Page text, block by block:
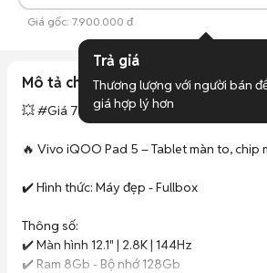
Hỗ trợ trả góp không cần trả trước
Giao lưu thu cũ đổi mới giá ưu đãi
Giá gốc: 7.900.000 đ
Mô tả chi tiết
💥 #Giá 7tr900
🔥 Vivo iQOO Pad 5 – Tablet màn to, chip
✔️ Hình thức: Máy đẹp - Fullbox
Thông số:
✔️ Màn hình 12.1" | 2.8K | 144Hz
✔️ Ram 8Gb - Bộ nhớ 128Gb
Trả giá
Thương lượng với người bán
giá hợp lý hơn